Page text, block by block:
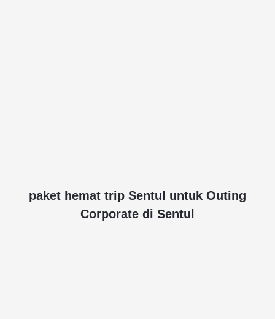
paket hemat trip Sentul untuk Outing
Corporate di Sentul